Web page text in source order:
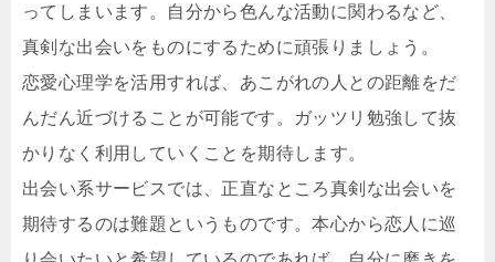
ってしまいます。自分から色んな活動に関わるなど、
真剣な出会いをものにするために頑張りましょう。
恋愛心理学を活用すれば、あこがれの人との距離をだ
んだん近づけることが可能です。ガッツリ勉強して抜
かりなく利用していくことを期待します。
出会い系サービスでは、正直なところ真剣な出会いを
期待するのは難題というものです。本心から恋人に巡